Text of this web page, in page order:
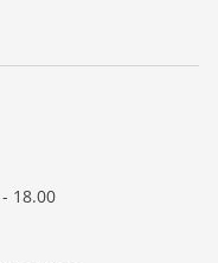
18.00